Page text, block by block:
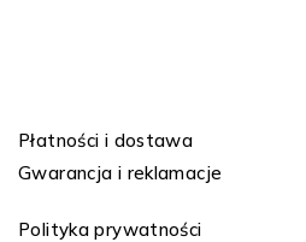
Płatności i dostawa
Gwarancja i reklamacje​​
Polityka prywatności